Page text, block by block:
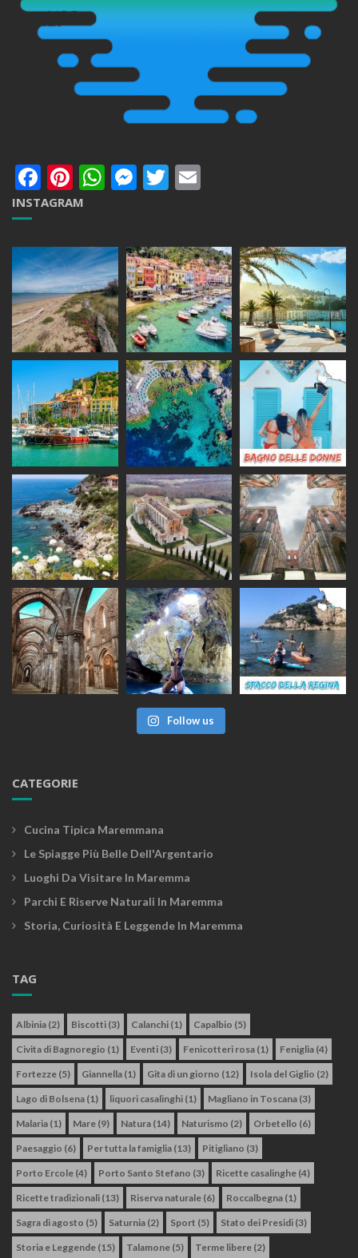
Facebook
Pinterest
WhatsApp
Messenger
Twitter
INSTAGRAM
Follow us
CATEGORIE
Cucina Tipica Maremmana
Le Spiagge Più Belle Dell'Argentario
Luoghi Da Visitare In Maremma
Parchi E Riserve Naturali In Maremma
Storia, Curiosità E Leggende In Maremma
TAG
Albinia (2) Biscotti (3) Calanchi (1) Capalbio (5)
Civita di Bagnoregio (1) Eventi (3) Fenicotteri rosa (1) Feniglia (4)
Fortezze (5) Giannella (1) Gita di un giorno (12) Isola del Giglio (2)
Lago di Bolsena (1) liquori casalinghi (1) Magliano in Toscana (3)
Malaria (1) Mare (9) Natura (14) Naturismo (2) Orbetello (6)
Paesaggio (6) Per tutta la famiglia (13) Pitigliano (3)
Porto Ercole (4) Porto Santo Stefano (3) Ricette casalinghe (4)
Ricette tradizionali (13) Riserva naturale (6) Roccalbegna (1)
Sagra di agosto (5) Saturnia (2) Sport (5) Stato dei Presidi (3)
Storia e Leggende (15) Talamone (5) Terme libere (2)